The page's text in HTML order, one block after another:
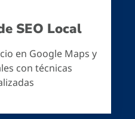
SEO Local
en Google Maps y
con técnicas